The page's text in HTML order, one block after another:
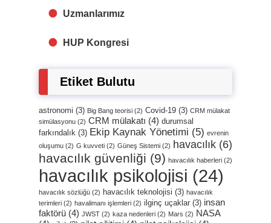
Uzmanlarımız
HUP Kongresi
Etiket Bulutu
astronomi (3) Big Bang teorisi (2) Covid-19 (3) CRM mülakat
simülasyonu (2) CRM mülakatı (4) durumsal
farkındalık (3) Ekip Kaynak Yönetimi (5) evrenin
oluşumu (2) G kuvveti (2) Güneş Sistemi (2) havacılık (6)
havacılık güvenliği (9) havacılık haberleri (2)
havacılık psikolojisi (24)
havacılık sözlüğü (2) havacılık teknolojisi (3) havacılık
terimleri (2) havalimanı işlemleri (2) ilginç uçaklar (3) insan
faktörü (4) JWST (2) kaza nedenleri (2) Mars (2) NASA